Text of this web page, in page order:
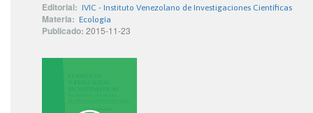
Editorial: IVIC - Instituto Venezolano de Investigaciones Científicas
Materia: Ecología
Publicado: 2015-11-23